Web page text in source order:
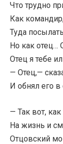
Что трудно
Как
Туда
Но как отец…
Отец я тебе
— Отец,—
И обнял его в
— Так вот,
На жизнь и
Отцовский